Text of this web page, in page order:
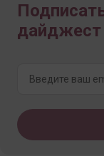
дайджест